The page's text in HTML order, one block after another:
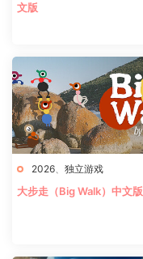
文版
2026、 独立游戏
大步走（Big Walk）中文版